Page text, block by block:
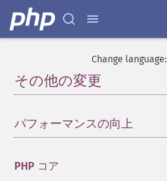
Change language:
その他の変更
パフォーマンスの向上
PHP コア